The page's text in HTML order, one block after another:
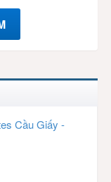
Cầu Giấy -